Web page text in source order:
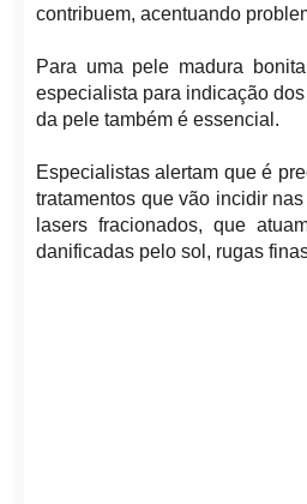
contribuem, acentuando
Para uma pele madura
especialista para indicação
da pele também é essencial.
Especialistas alertam que é
tratamentos que vão incidir
lasers fracionados, que
danificadas pelo sol, rugas